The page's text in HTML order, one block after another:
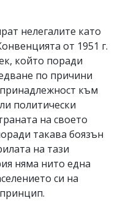
нелегалите като
от 1951 г.
който поради
по причини
към
политически
на своето
такава боязън
на тази
няма нито една
си на